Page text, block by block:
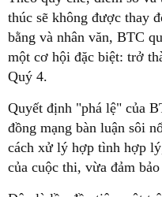
thúc sẽ không được thay
bằng và nhân văn, BTC
một cơ hội đặc biệt: trở
Quý 4.
Quyết định "phá lệ" của
đồng mạng bàn luận sôi
cách xử lý hợp tình hợp
của cuộc thi, vừa đảm